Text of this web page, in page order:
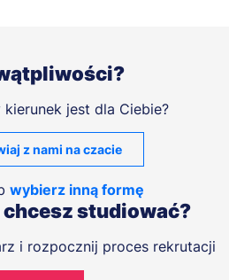
jest dla Ciebie?
z nami na czacie
wybierz inną formę
chcesz studiować?
i rozpocznij proces rekrutacji